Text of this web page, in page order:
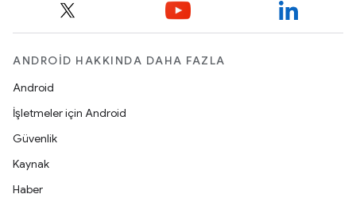
ANDROID HAKKINDA DAHA FAZLA
Android
İşletmeler için Android
Güvenlik
Kaynak
Haber